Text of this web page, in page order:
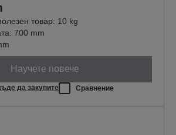
товар: 10 kg
700 mm
Научете повече
да закупите Сравнение